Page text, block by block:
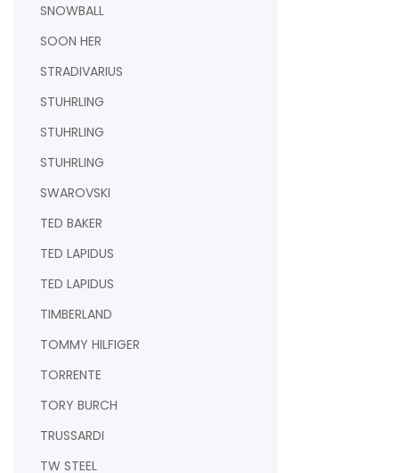
SNOWBALL
SOON HER
STRADIVARIUS
STUHRLING
STUHRLING
STUHRLING
SWAROVSKI
TED BAKER
TED LAPIDUS
TED LAPIDUS
TIMBERLAND
TOMMY HILFIGER
TORRENTE
TORY BURCH
TRUSSARDI
TW STEEL